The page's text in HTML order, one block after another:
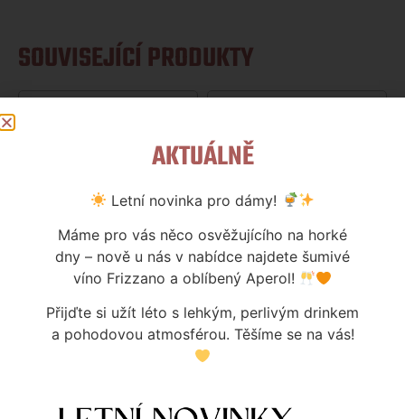
SOUVISEJÍCÍ PRODUKTY
TYPE
990 Kč
NARAŽEČ MM BAJONET VČETNĚ
RYCHLOSPOJEK A HADIC
1 289Kč
Skladem
AKTUÁLNĚ
Letní novinka pro dámy!
Máme pro vás něco osvěžujícího na horké
dny – nově u nás v nabídce najdete šumivé
víno Frizzano a oblíbený Aperol!
Přijďte si užít léto s lehkým, perlivým drinkem
a pohodovou atmosférou. Těšíme se na vás!